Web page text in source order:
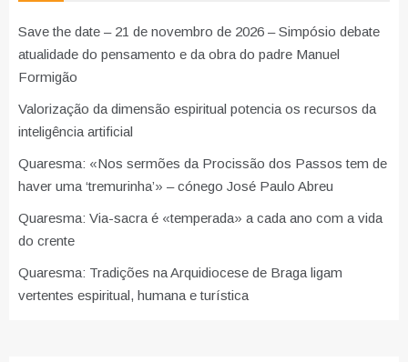
Save the date – 21 de novembro de 2026 – Simpósio debate
atualidade do pensamento e da obra do padre Manuel
Formigão
Valorização da dimensão espiritual potencia os recursos da
inteligência artificial
Quaresma: «Nos sermões da Procissão dos Passos tem de
haver uma ‘tremurinha’» – cónego José Paulo Abreu
Quaresma: Via-sacra é «temperada» a cada ano com a vida
do crente
Quaresma: Tradições na Arquidiocese de Braga ligam
vertentes espiritual, humana e turística